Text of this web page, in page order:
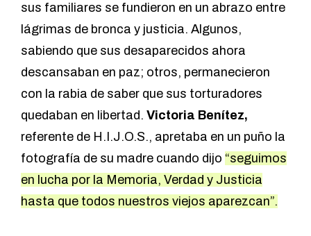
sus familiares se fundieron en un abrazo entre
lágrimas de bronca y justicia. Algunos,
sabiendo que sus desaparecidos ahora
descansaban en paz; otros, permanecieron
con la rabia de saber que sus torturadores
quedaban en libertad. Victoria Benítez,
referente de H.I.J.O.S., apretaba en un puño la
fotografía de su madre cuando dijo “seguimos
en lucha por la Memoria, Verdad y Justicia
hasta que todos nuestros viejos aparezcan”.